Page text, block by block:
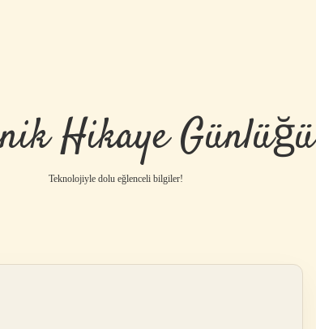
Hikaye Günlüğü
Teknolojiyle dolu eğlenceli bilgiler!